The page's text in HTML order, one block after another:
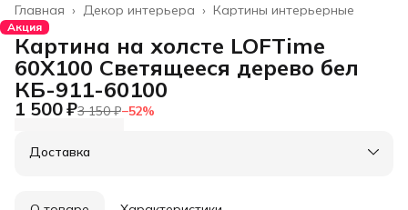
Картины интерьерные
Декор интерьера ›
Главная ›
Акция
Картина на холсте LOFTime
60Х100 Светящееся дерево бел
КБ-911-60100
1 500 ₽3 150 ₽−52%
Доставка